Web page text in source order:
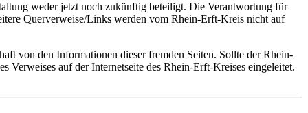
weder jetzt noch zukünftig beteiligt. Die Verantwortung für
Querverweise/Links werden vom Rhein-Erft-Kreis nicht auf
von den Informationen dieser fremden Seiten. Sollte der Rhein-
auf der Internetseite des Rhein-Erft-Kreises eingeleitet.